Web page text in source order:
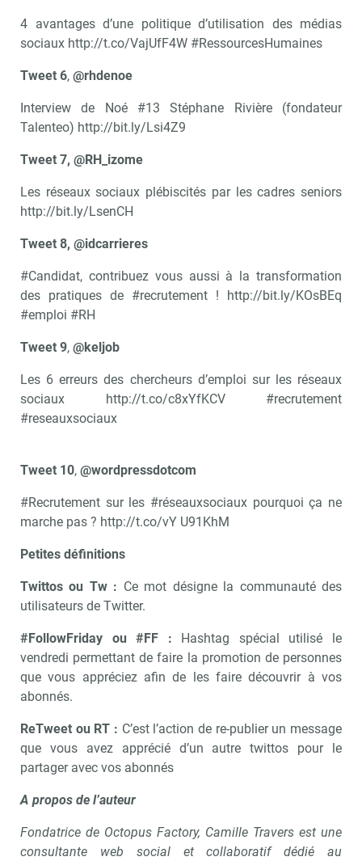
4 avantages d’une politique d’utilisation des médias
sociaux http://t.co/VajUfF4W #RessourcesHumaines
Tweet 6, @rhdenoe
Interview de Noé #13 Stéphane Rivière (fondateur
Talenteo) http://bit.ly/Lsi4Z9
Tweet 7, @RH_izome
Les réseaux sociaux plébiscités par les cadres seniors
http://bit.ly/LsenCH
Tweet 8, @idcarrieres
#Candidat, contribuez vous aussi à la transformation
des pratiques de #recrutement ! http://bit.ly/KOsBEq
#emploi #RH
Tweet 9, @keljob
Les 6 erreurs des chercheurs d’emploi sur les réseaux
sociaux http://t.co/c8xYfKCV #recrutement
#reseauxsociaux
Tweet 10, @wordpressdotcom
#Recrutement sur les #réseauxsociaux pourquoi ça ne
marche pas ? http://t.co/vY U91KhM
Petites définitions
Twittos ou Tw : Ce mot désigne la communauté des
utilisateurs de Twitter.
#FollowFriday ou #FF : Hashtag spécial utilisé le
vendredi permettant de faire la promotion de personnes
que vous appréciez afin de les faire découvrir à vos
abonnés.
ReTweet ou RT : C’est l’action de re-publier un message
que vous avez apprécié d’un autre twittos pour le
partager avec vos abonnés
A propos de l’auteur
Fondatrice de Octopus Factory, Camille Travers est une
consultante web social et collaboratif dédié au